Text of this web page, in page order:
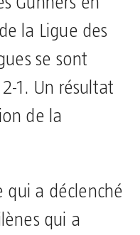
la Ligue des
se sont
1. Un résultat
de la
qui a déclenché
qui a